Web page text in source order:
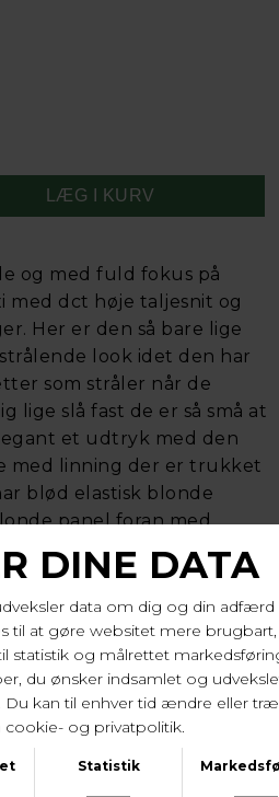
og med fuld fokus på
med dct høje taljesnit og
Her er den så bare lige
look idet den har
som stråler når de
lige slå fast de er så små at
et udtryk med den
med linning der er trukket
blød elastisk blonde
panel foran med
i bunden der også går
bomuld i bunden.
9% bomuld. Vask 30